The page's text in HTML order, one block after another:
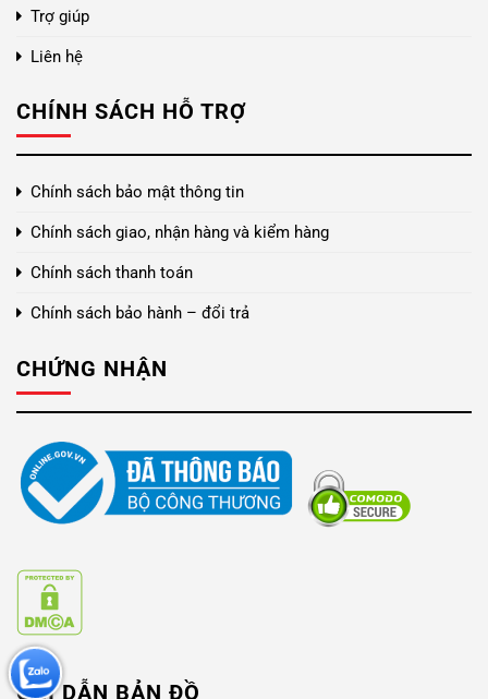
Trợ giúp
Liên hệ
CHÍNH SÁCH HỖ TRỢ
Chính sách bảo mật thông tin
Chính sách giao, nhận hàng và kiểm hàng
Chính sách thanh toán
Chính sách bảo hành – đổi trả
CHỨNG NHẬN
CHỈ DẪN BẢN ĐỒ